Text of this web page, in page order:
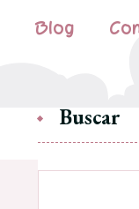
Blog
Buscar